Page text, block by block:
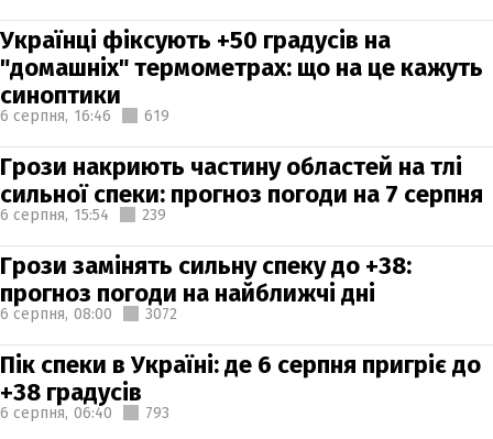
Українці фіксують +50 градусів на
"домашніх" термометрах: що на це кажуть
синоптики
6 серпня, 16:46 619
Грози накриють частину областей на тлі
сильної спеки: прогноз погоди на 7 серпня
6 серпня, 15:54 239
Грози замінять сильну спеку до +38:
прогноз погоди на найближчі дні
6 серпня, 08:00 3072
Пік спеки в Україні: де 6 серпня пригріє до
+38 градусів
6 серпня, 06:40 793